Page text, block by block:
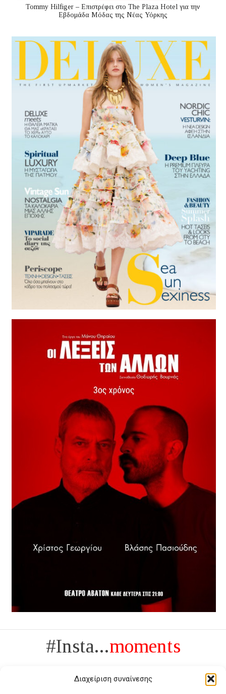
Διαχείριση συναίνεσης
Tommy Hilfiger – Επιστρέφει στο The Plaza Hotel για την
Εβδομάδα Μόδας της Νέας Υόρκης
#Insta...moments